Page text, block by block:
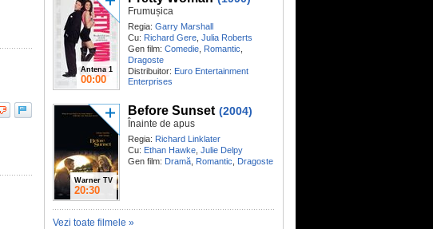
Antena 1
00:00
Frumușica
Regia: Garry Marshall
Cu: Richard Gere Julia Roberts
Gen film: Comedie Romantic
Dragoste
Distribuitor: Euro Entertainment
Enterprises
Warner TV
20:30
Before Sunset (2004)
Înainte de apus
Regia: Richard Linklater
Cu: Ethan Hawke Julie Delpy
Gen film: Dramă Romantic Dragoste
Vezi toate filmele »